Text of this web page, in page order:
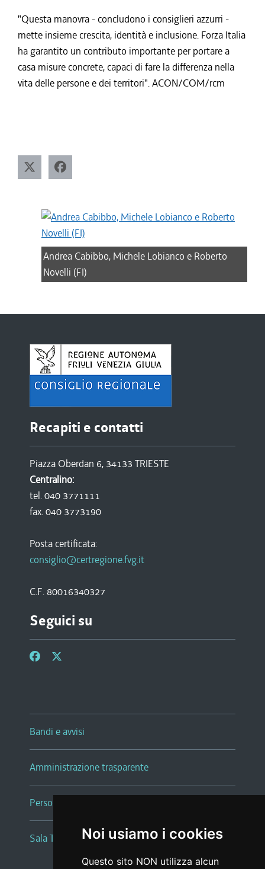
Noi usiamo i cookies
Questo sito NON utilizza alcun
"Questa manovra - concludono i consiglieri azzurri -
mette insieme crescita, identità e inclusione. Forza Italia
ha garantito un contributo importante per portare a
casa misure concrete, capaci di fare la differenza nella
vita delle persone e dei territori". ACON/COM/rcm
Andrea Cabibbo, Michele Lobianco e Roberto
Novelli (FI)
Recapiti e contatti
Piazza Oberdan 6, 34133 TRIESTE
Centralino:
tel. 040 3771111
fax. 040 3773190
Posta certificata:
consiglio@certregione.fvg.it
C.F. 80016340327
Seguici su
Bandi e avvisi
Amministrazione trasparente
Persone e Uffici
Sala Tiziano Tessitori